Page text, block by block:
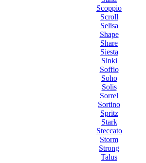
Scoppio
Scroll
Selisa
Shape
Share
Siesta
Sinki
Soffio
Soho
Solis
Sorrel
Sortino
Spritz
Stark
Steccato
Storm
Strong
Talus